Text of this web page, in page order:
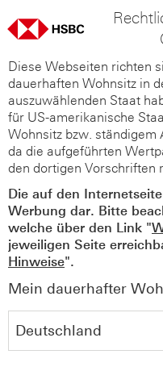
Diese Webseiten richten
dauerhaften Wohnsitz in
auszuwählenden Staat
für US-amerikanische
Wohnsitz bzw. ständigem
da die aufgeführten
den dortigen Vorschriften
Die auf den
Werbung dar. Bitte
welche über den Link "
jeweiligen Seite
Hinweise".
Mein dauerhafter